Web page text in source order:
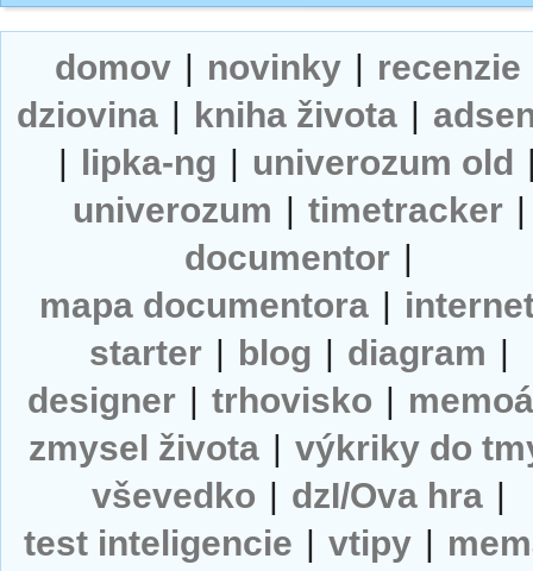
domov | novinky | recenzie
dziovina | kniha života |
| lipka-ng | univerozum old
univerozum | timetracker |
documentor |
mapa documentora |
starter | blog | diagram |
designer | trhovisko |
zmysel života | výkriky do
vševedko | dzI/Ova hra |
test inteligencie | vtipy |